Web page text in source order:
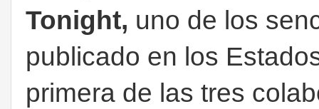
Tonight, uno de los
publicado en los
primera de las tres